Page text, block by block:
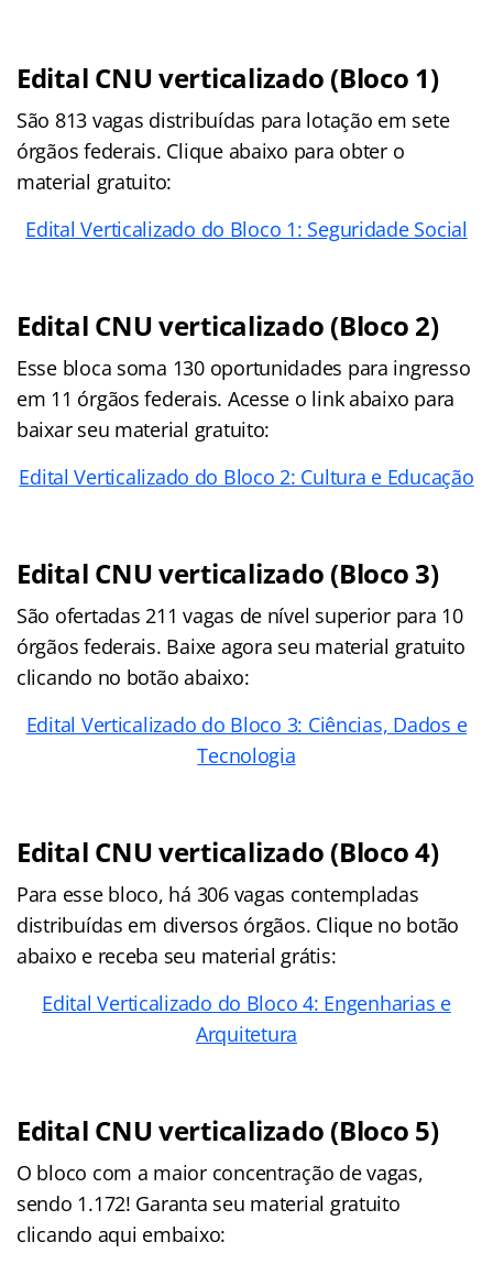
Edital CNU verticalizado (Bloco 1)
São 813 vagas distribuídas para lotação em sete
órgãos federais. Clique abaixo para obter o
material gratuito:
Edital Verticalizado do Bloco 1: Seguridade Social
Edital CNU verticalizado (Bloco 2)
Esse bloca soma 130 oportunidades para ingresso
em 11 órgãos federais. Acesse o link abaixo para
baixar seu material gratuito:
Edital Verticalizado do Bloco 2: Cultura e Educação
Edital CNU verticalizado (Bloco 3)
São ofertadas 211 vagas de nível superior para 10
órgãos federais. Baixe agora seu material gratuito
clicando no botão abaixo:
Edital Verticalizado do Bloco 3: Ciências, Dados e
Tecnologia
Edital CNU verticalizado (Bloco 4)
Para esse bloco, há 306 vagas contempladas
distribuídas em diversos órgãos. Clique no botão
abaixo e receba seu material grátis:
Edital Verticalizado do Bloco 4: Engenharias e
Arquitetura
Edital CNU verticalizado (Bloco 5)
O bloco com a maior concentração de vagas,
sendo 1.172! Garanta seu material gratuito
clicando aqui embaixo: